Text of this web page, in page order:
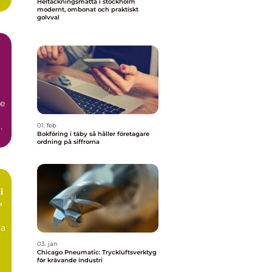
modernt, ombonat och praktiskt
golvval
01. feb
Bokföring i täby så håller företagare
ordning på siffrorna
03. jan
Chicago Pneumatic: Tryckluftsverktyg
för krävande industri